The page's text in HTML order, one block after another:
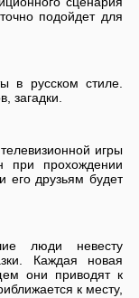
подойдет для
в русском стиле.
загадки.
игры
при прохождении
его друзьям будет
люди невесту
Каждая новая
они приводят к
к месту,